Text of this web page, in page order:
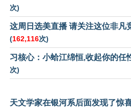
次)
这周日选美直播 请关注这位非凡
(162,116次)
习核心：小蛤江绵恒,收起你的任
次)
天文学家在银河系后面发现了惊